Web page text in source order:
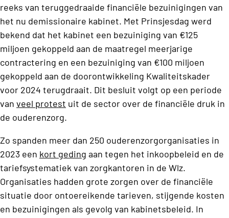
reeks van teruggedraaide financiële bezuinigingen van
het nu demissionaire kabinet. Met Prinsjesdag werd
bekend dat het kabinet een bezuiniging van €125
miljoen gekoppeld aan de maatregel meerjarige
contractering en een bezuiniging van €100 miljoen
gekoppeld aan de doorontwikkeling Kwaliteitskader
voor 2024 terugdraait. Dit besluit volgt op een periode
van veel protest uit de sector over de financiële druk in
de ouderenzorg.
Zo spanden meer dan 250 ouderenzorgorganisaties in
2023 een kort geding aan tegen het inkoopbeleid en de
tariefsystematiek van zorgkantoren in de Wlz.
Organisaties hadden grote zorgen over de financiële
situatie door ontoereikende tarieven, stijgende kosten
en bezuinigingen als gevolg van kabinetsbeleid. In